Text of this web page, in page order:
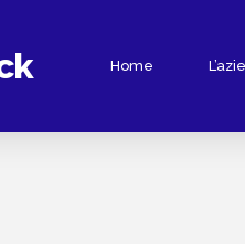
Home